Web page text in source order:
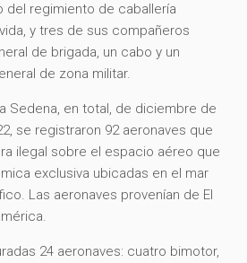
del regimiento de caballería
y tres de sus compañeros
de brigada, un cabo y un
de zona militar.
Sedena, en total, de diciembre de
se registraron 92 aeronaves que
ilegal sobre el espacio aéreo que
exclusiva ubicadas en el mar
Las aeronaves provenían de El
24 aeronaves: cuatro bimotor,